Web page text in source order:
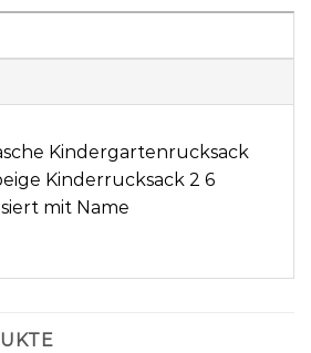
Kindergartenrucksack
Kinderrucksack 2 6
mit Name